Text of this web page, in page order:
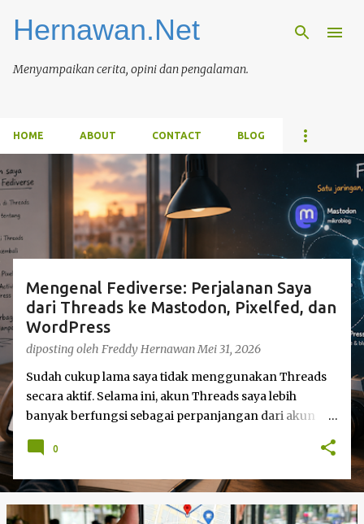
Langsung ke konten utama
Hernawan.Net
Menyampaikan cerita, opini dan pengalaman.
HOME ABOUT CONTACT BLOG
P
o
t
i
n
g
a
n
Mengenal Fediverse: Perjalanan Saya
dari Threads ke Mastodon, Pixelfed, dan
WordPress
diposting oleh Freddy HernawanMei 31, 2026
Sudah cukup lama saya tidak menggunakan Threads
secara aktif. Selama ini, akun Threads saya lebih
banyak berfungsi sebagai perpanjangan dari akun
secara otomatis muncul juga di Threads. Interaksi
minim. Namun, sekitar setengah bulan yang lalu, saya
mulai kembali aktif membuka dan menggunakan
0